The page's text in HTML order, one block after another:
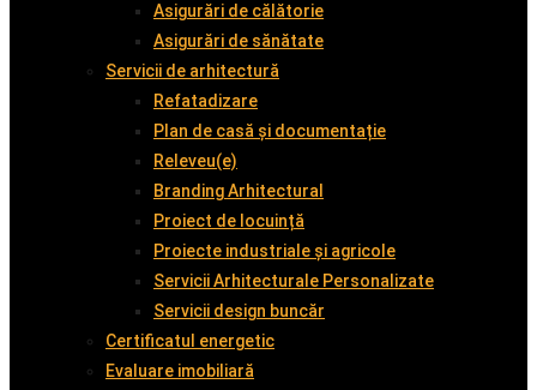
Asigurări de călătorie
Asigurări de sănătate
Servicii de arhitectură
Refatadizare
Plan de casă și documentație
Releveu(e)
Branding Arhitectural
Proiect de locuință
Proiecte industriale și agricole
Servicii Arhitecturale Personalizate
Servicii design buncăr
Certificatul energetic
Evaluare imobiliară